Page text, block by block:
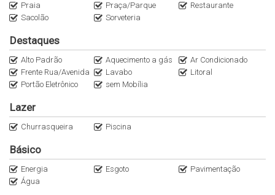
Praia
Praça/Parque
Restaurante
Sacolão
Sorveteria
Destaques
Alto Padrão Aquecimento a gás
Ar Condicionado
Frente Rua/Avenida
Lavabo
Litoral
Portão Eletrônico
sem Mobília
Lazer
Churrasqueira Piscina
Básico
Energia Esgoto
Pavimentação
Água